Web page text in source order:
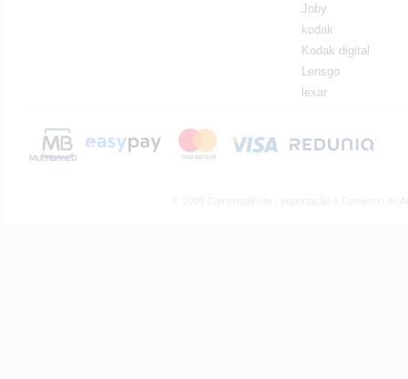
Joby
kodak
Kodak digital
Lensgo
lexar